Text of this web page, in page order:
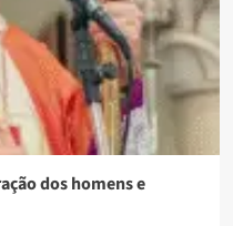
dos homens e